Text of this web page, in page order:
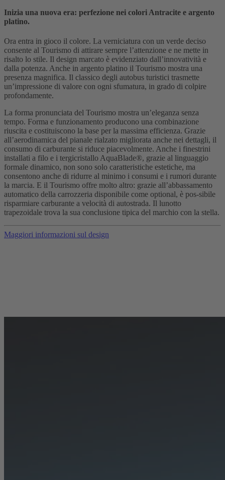
Inizia una nuova era: perfezione nei colori Antracite e argento
platino.
Ora entra in gioco il colore. La verniciatura con un verde deciso
consente al Tourismo di attirare sempre l’attenzione e ne mette in
risalto lo stile. Il design marcato è evidenziato dall’innovatività e
dalla potenza. Anche in argento platino il Tourismo mostra una
presenza magnifica. Il classico degli autobus turistici trasmette
un’impressione di valore con ogni sfumatura, in grado di colpire
profondamente.
La forma pronunciata del Tourismo mostra un’eleganza senza
tempo. Forma e funzionamento producono una combinazione
riuscita e costituiscono la base per la massima efficienza. Grazie
all’aerodinamica del pianale rialzato migliorata anche nei dettagli, il
consumo di carburante si riduce piacevolmente. Anche i finestrini
installati a filo e i tergicristallo AquaBlade®, grazie al linguaggio
formale dinamico, non sono solo caratteristiche estetiche, ma
consentono anche di ridurre al minimo i consumi e i rumori durante
la marcia. E il Tourismo offre molto altro: grazie all’abbassamento
automatico della carrozzeria disponibile come optional, è pos-sibile
risparmiare carburante a velocità di autostrada. Il lunotto
trapezoidale trova la sua conclusione tipica del marchio con la stella.
Maggiori informazioni sul design